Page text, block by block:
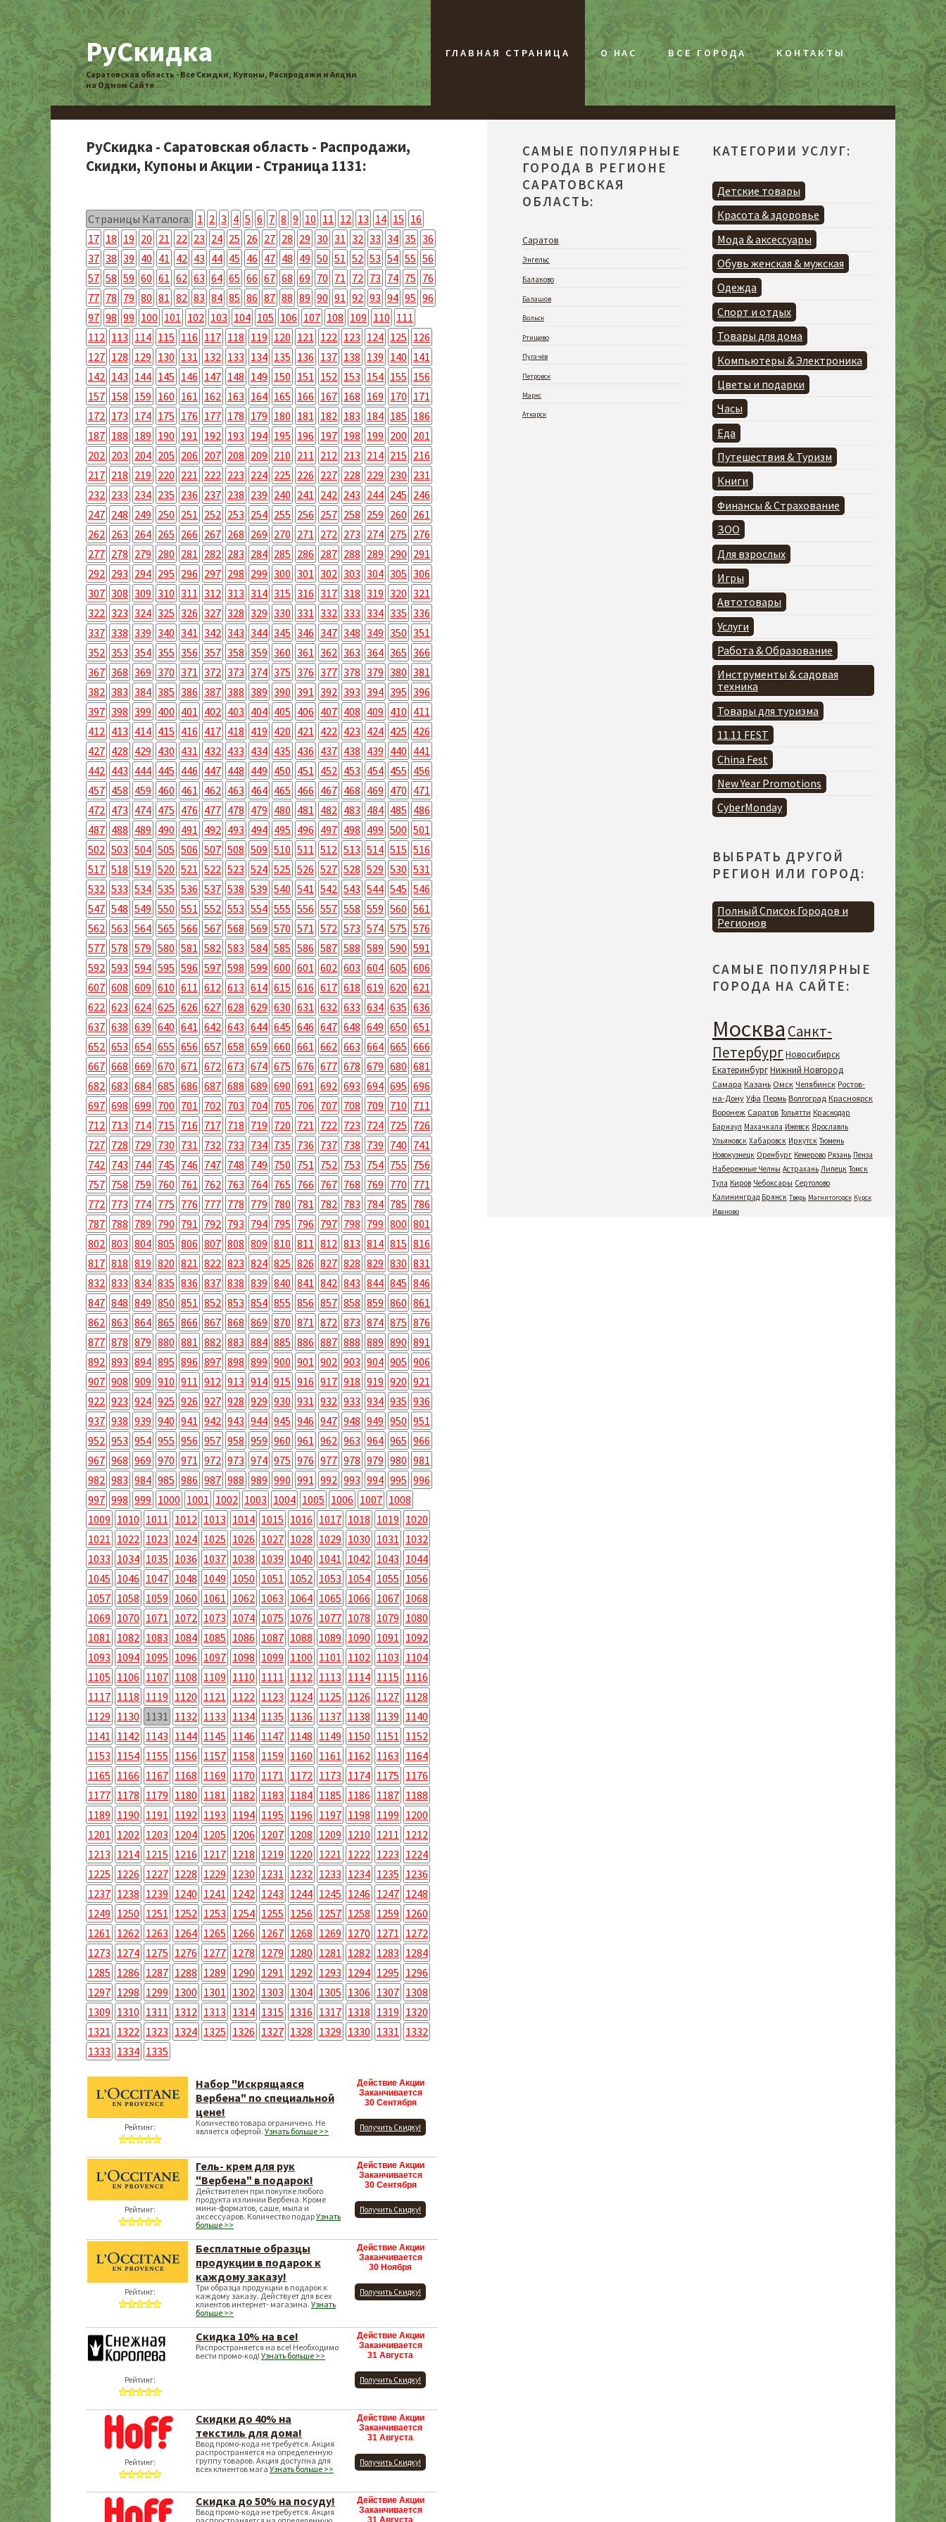
РуСкидка
Саратовская область - Все Скидки, Купоны, Распродажи и Акции
на Одном Сайте
ГЛАВНАЯ СТРАНИЦА О НАС ВСЕ ГОРОДА КОНТАКТЫ
РуСкидка - Саратовская область - Распродажи,
Скидки, Купоны и Акции - Страница 1131:
Страницы Каталога: 1 2 3 4 5 6 7 8 9 10 11 12 13 14 15 16
17 18 19 20 21 22 23 24 25 26 27 28 29 30 31 32 33 34 35 36
37 38 39 40 41 42 43 44 45 46 47 48 49 50 51 52 53 54 55 56
57 58 59 60 61 62 63 64 65 66 67 68 69 70 71 72 73 74 75 76
77 78 79 80 81 82 83 84 85 86 87 88 89 90 91 92 93 94 95 96
97 98 99 100 101 102 103 104 105 106 107 108 109 110 111
112 113 114 115 116 117 118 119 120 121 122 123 124 125 126
127 128 129 130 131 132 133 134 135 136 137 138 139 140 141
142 143 144 145 146 147 148 149 150 151 152 153 154 155 156
157 158 159 160 161 162 163 164 165 166 167 168 169 170 171
172 173 174 175 176 177 178 179 180 181 182 183 184 185 186
187 188 189 190 191 192 193 194 195 196 197 198 199 200 201
202 203 204 205 206 207 208 209 210 211 212 213 214 215 216
217 218 219 220 221 222 223 224 225 226 227 228 229 230 231
232 233 234 235 236 237 238 239 240 241 242 243 244 245 246
247 248 249 250 251 252 253 254 255 256 257 258 259 260 261
262 263 264 265 266 267 268 269 270 271 272 273 274 275 276
277 278 279 280 281 282 283 284 285 286 287 288 289 290 291
292 293 294 295 296 297 298 299 300 301 302 303 304 305 306
307 308 309 310 311 312 313 314 315 316 317 318 319 320 321
322 323 324 325 326 327 328 329 330 331 332 333 334 335 336
337 338 339 340 341 342 343 344 345 346 347 348 349 350 351
352 353 354 355 356 357 358 359 360 361 362 363 364 365 366
367 368 369 370 371 372 373 374 375 376 377 378 379 380 381
382 383 384 385 386 387 388 389 390 391 392 393 394 395 396
397 398 399 400 401 402 403 404 405 406 407 408 409 410 411
412 413 414 415 416 417 418 419 420 421 422 423 424 425 426
427 428 429 430 431 432 433 434 435 436 437 438 439 440 441
442 443 444 445 446 447 448 449 450 451 452 453 454 455 456
457 458 459 460 461 462 463 464 465 466 467 468 469 470 471
472 473 474 475 476 477 478 479 480 481 482 483 484 485 486
487 488 489 490 491 492 493 494 495 496 497 498 499 500 501
502 503 504 505 506 507 508 509 510 511 512 513 514 515 516
517 518 519 520 521 522 523 524 525 526 527 528 529 530 531
532 533 534 535 536 537 538 539 540 541 542 543 544 545 546
547 548 549 550 551 552 553 554 555 556 557 558 559 560 561
562 563 564 565 566 567 568 569 570 571 572 573 574 575 576
577 578 579 580 581 582 583 584 585 586 587 588 589 590 591
592 593 594 595 596 597 598 599 600 601 602 603 604 605 606
607 608 609 610 611 612 613 614 615 616 617 618 619 620 621
622 623 624 625 626 627 628 629 630 631 632 633 634 635 636
637 638 639 640 641 642 643 644 645 646 647 648 649 650 651
652 653 654 655 656 657 658 659 660 661 662 663 664 665 666
667 668 669 670 671 672 673 674 675 676 677 678 679 680 681
682 683 684 685 686 687 688 689 690 691 692 693 694 695 696
697 698 699 700 701 702 703 704 705 706 707 708 709 710 711
712 713 714 715 716 717 718 719 720 721 722 723 724 725 726
727 728 729 730 731 732 733 734 735 736 737 738 739 740 741
742 743 744 745 746 747 748 749 750 751 752 753 754 755 756
757 758 759 760 761 762 763 764 765 766 767 768 769 770 771
772 773 774 775 776 777 778 779 780 781 782 783 784 785 786
787 788 789 790 791 792 793 794 795 796 797 798 799 800 801
802 803 804 805 806 807 808 809 810 811 812 813 814 815 816
817 818 819 820 821 822 823 824 825 826 827 828 829 830 831
832 833 834 835 836 837 838 839 840 841 842 843 844 845 846
847 848 849 850 851 852 853 854 855 856 857 858 859 860 861
862 863 864 865 866 867 868 869 870 871 872 873 874 875 876
877 878 879 880 881 882 883 884 885 886 887 888 889 890 891
892 893 894 895 896 897 898 899 900 901 902 903 904 905 906
907 908 909 910 911 912 913 914 915 916 917 918 919 920 921
922 923 924 925 926 927 928 929 930 931 932 933 934 935 936
937 938 939 940 941 942 943 944 945 946 947 948 949 950 951
952 953 954 955 956 957 958 959 960 961 962 963 964 965 966
967 968 969 970 971 972 973 974 975 976 977 978 979 980 981
982 983 984 985 986 987 988 989 990 991 992 993 994 995 996
997 998 999 1000 1001 1002 1003 1004 1005 1006 1007 1008
1009 1010 1011 1012 1013 1014 1015 1016 1017 1018 1019 1020
1021 1022 1023 1024 1025 1026 1027 1028 1029 1030 1031 1032
1033 1034 1035 1036 1037 1038 1039 1040 1041 1042 1043 1044
1045 1046 1047 1048 1049 1050 1051 1052 1053 1054 1055 1056
1057 1058 1059 1060 1061 1062 1063 1064 1065 1066 1067 1068
1069 1070 1071 1072 1073 1074 1075 1076 1077 1078 1079 1080
1081 1082 1083 1084 1085 1086 1087 1088 1089 1090 1091 1092
1093 1094 1095 1096 1097 1098 1099 1100 1101 1102 1103 1104
1105 1106 1107 1108 1109 1110 1111 1112 1113 1114 1115 1116
1117 1118 1119 1120 1121 1122 1123 1124 1125 1126 1127 1128
1129 1130 1131 1132 1133 1134 1135 1136 1137 1138 1139 1140
1141 1142 1143 1144 1145 1146 1147 1148 1149 1150 1151 1152
1153 1154 1155 1156 1157 1158 1159 1160 1161 1162 1163 1164
1165 1166 1167 1168 1169 1170 1171 1172 1173 1174 1175 1176
1177 1178 1179 1180 1181 1182 1183 1184 1185 1186 1187 1188
1189 1190 1191 1192 1193 1194 1195 1196 1197 1198 1199 1200
1201 1202 1203 1204 1205 1206 1207 1208 1209 1210 1211 1212
1213 1214 1215 1216 1217 1218 1219 1220 1221 1222 1223 1224
1225 1226 1227 1228 1229 1230 1231 1232 1233 1234 1235 1236
1237 1238 1239 1240 1241 1242 1243 1244 1245 1246 1247 1248
1249 1250 1251 1252 1253 1254 1255 1256 1257 1258 1259 1260
1261 1262 1263 1264 1265 1266 1267 1268 1269 1270 1271 1272
1273 1274 1275 1276 1277 1278 1279 1280 1281 1282 1283 1284
1285 1286 1287 1288 1289 1290 1291 1292 1293 1294 1295 1296
1297 1298 1299 1300 1301 1302 1303 1304 1305 1306 1307 1308
1309 1310 1311 1312 1313 1314 1315 1316 1317 1318 1319 1320
1321 1322 1323 1324 1325 1326 1327 1328 1329 1330 1331 1332
1333 1334 1335
Рейтинг:
Набор "Искрящаяся
Вербена" по специальной
цене!
Количество товара ограничено. Не
является офертой. Узнать больше >>
Действие Акции
Заканчивается
30 Сентября
Получить Скидку!
Рейтинг:
Гель- крем для рук
"Вербена" в подарок!
Действителен при покупке любого
продукта из линии Вербена. Кроме
мини-форматов, саше, мыла и
аксессуаров. Количество подарУзнать
больше >>
Действие Акции
Заканчивается
30 Сентября
Получить Скидку!
Рейтинг:
Бесплатные образцы
продукции в подарок к
каждому заказу!
Три образца продукции в подарок к
каждому заказу. Действует для всех
клиентов интернет- магазина. Узнать
больше >>
Действие Акции
Заканчивается
30 Ноября
Получить Скидку!
Рейтинг:
Скидка 10% на все!
Распространяется на все! Необходимо
вести промо-код! Узнать больше >>
Действие Акции
Заканчивается
31 Августа
Получить Скидку!
Рейтинг:
Скидки до 40% на
текстиль для дома!
Ввод промо-кода не требуется. Акция
распространяется на определенную
группу товаров. Акция доступна для
всех клиентов мага Узнать больше >>
Действие Акции
Заканчивается
31 Августа
Получить Скидку!
Скидка до 50% на посуду!
Ввод промо-кода не требуется. Акция
Действие Акции
Заканчивается
31 Августа
САМЫЕ ПОПУЛЯРНЫЕ
ГОРОДА В РЕГИОНЕ
САРАТОВСКАЯ
ОБЛАСТЬ:
Саратов
Энгельс
Балаково
Балашов
Вольск
Ртищево
Пугачёв
Петровск
Маркс
Аткарск
КАТЕГОРИИ УСЛУГ:
Детские товары
Красота & здоровье
Мода & аксессуары
Обувь женская & мужская
Одежда
Спорт и отдых
Товары для дома
Компьютеры & Электроника
Цветы и подарки
Часы
Еда
Путешествия & Туризм
Книги
Финансы & Страхование
ЗОО
Для взрослых
Игры
Автотовары
Услуги
Работа & Образование
Инструменты & садовая
техника
Товары для туризма
11.11 FEST
China Fest
New Year Promotions
CyberMonday
ВЫБРАТЬ ДРУГОЙ
РЕГИОН ИЛИ ГОРОД:
Полный Список Городов и
Регионов
САМЫЕ ПОПУЛЯРНЫЕ
ГОРОДА НА САЙТЕ:
Москва Санкт-
ПетербургНовосибирск
ЕкатеринбургНижний Новгород
Самара Казань Омск Челябинск Ростов-
на-Дону Уфа Пермь Волгоград Красноярск
Воронеж Саратов Тольятти Краснодар
Барнаул Махачкала Ижевск Ярославль
Ульяновск Хабаровск Иркутск Тюмень
Новокузнецк Оренбург Кемерово Рязань Пенза
Набережные Челны Астрахань Липецк Томск
Тула Киров Чебоксары Сертолово
Калининград Брянск Тверь Магнитогорск Курск
Иваново